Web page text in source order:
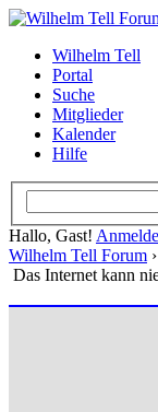
Wilhelm Tell
Portal
Suche
Mitglieder
Kalender
Hilfe
Hallo, Gast!
Wilhelm Tell Forum ›
Das Internet kann